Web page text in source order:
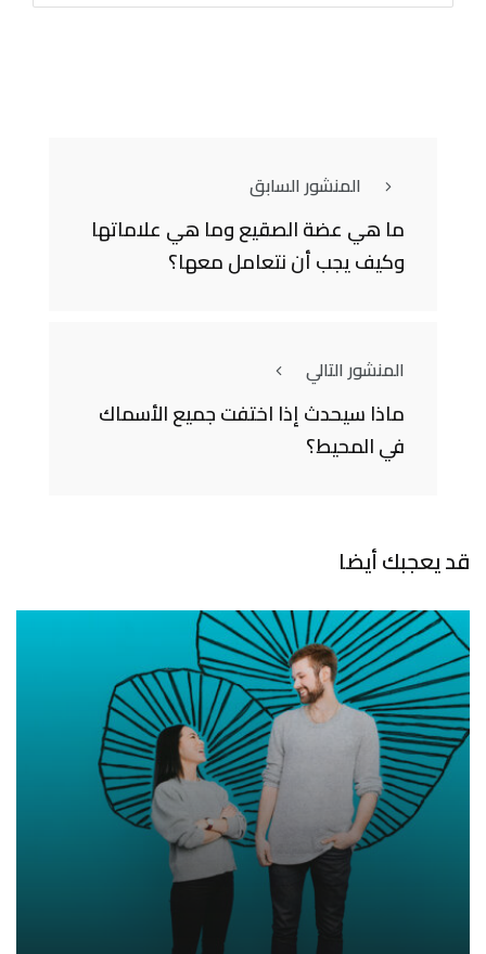
المنشور السابق
ما هي عضة الصقيع وما هي علاماتها
وكيف يجب أن نتعامل معها؟
المنشور التالي
ماذا سيحدث إذا اختفت جميع الأسماك
في المحيط؟
قد يعجبك أيضا